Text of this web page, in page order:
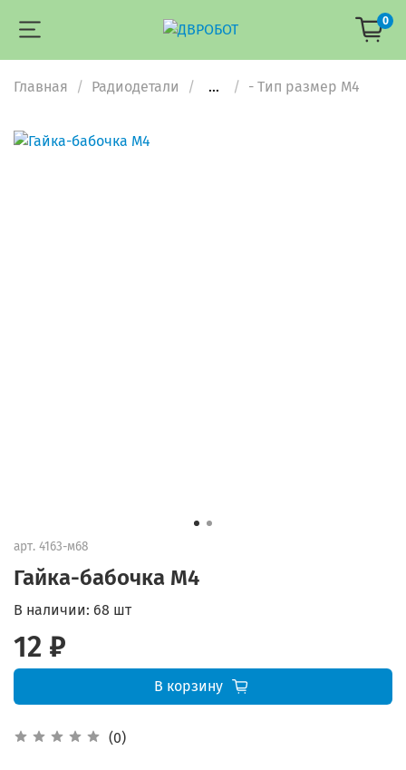
0
Главная Радиодетали ... - Тип размер М4
арт. 4163-м68
Гайка-бабочка М4
(0)
В наличии: 68 шт
12 ₽
В корзину